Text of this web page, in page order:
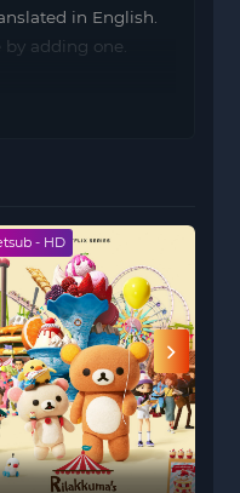
in English.
adding one.
- HD